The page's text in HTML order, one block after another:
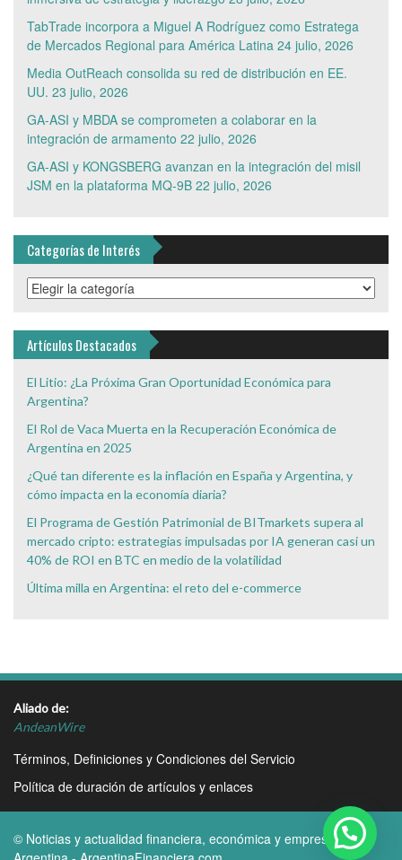
TabTrade incorpora a Miguel A Rodríguez como Estratega
de Mercados Regional para América Latina 24 julio, 2026
Media OutReach consolida su red de distribución en EE.
UU. 23 julio, 2026
GA-ASI y MBDA se comprometen a colaborar en la
integración de armamento 22 julio, 2026
GA-ASI y KONGSBERG avanzan en la integración del misil
JSM en la plataforma MQ-9B 22 julio, 2026
Categorías de Interés
Categorías
de
Artículos Destacados
El Litio: ¿La Próxima Gran Oportunidad Económica para
Argentina?
El Rol de Vaca Muerta en la Recuperación Económica de
Argentina en 2025
¿Qué tan diferente es la inflación en España y Argentina, y
cómo impacta en la economía diaria?
El Programa de Gestión Patrimonial de BITmarkets supera al
mercado cripto: estrategias impulsadas por IA generan casi un
40% de ROI en BTC en medio de la volatilidad
Última milla en Argentina: el reto del e-commerce
Aliado de:
AndeanWire
Términos, Definiciones y Condiciones del Servicio
Política de duración de artículos y enlaces
© Noticias y actualidad financiera, económica y empresarial